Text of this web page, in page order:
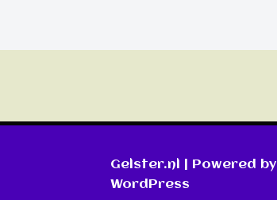
Gelster.nl | Powered by
WordPress